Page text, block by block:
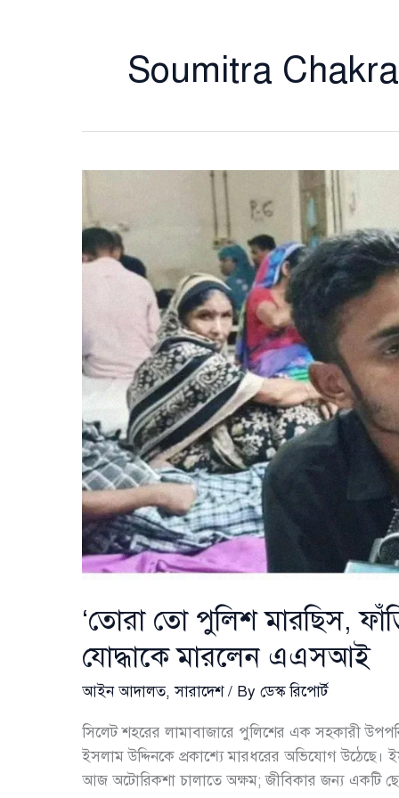
Soumitra
‘তোরা তো পুলিশ মারছিস,
যোদ্ধাকে মারলেন এএসআই
আইন আদালত,সারাদেশ/ By ডেস্ক রিপোর্ট
সিলেট শহরের লামাবাজারে পুলিশের এক সহকারী
ইসলাম উদ্দিনকে প্রকাশ্যে মারধরের অভিযোগ উঠেছে।
আজ অটোরিকশা চালাতে অক্ষম; জীবিকার জন্য একটি